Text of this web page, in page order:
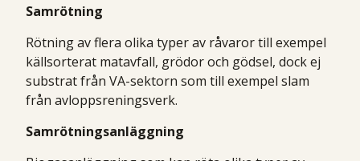
Samrötning
Rötning av flera olika typer av råvaror till exempel
källsorterat matavfall, grödor och gödsel, dock ej
substrat från VA-sektorn som till exempel slam
från avloppsreningsverk.
Samrötningsanläggning